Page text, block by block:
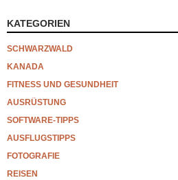
KATEGORIEN
SCHWARZWALD
KANADA
FITNESS UND GESUNDHEIT
AUSRÜSTUNG
SOFTWARE-TIPPS
AUSFLUGSTIPPS
FOTOGRAFIE
REISEN